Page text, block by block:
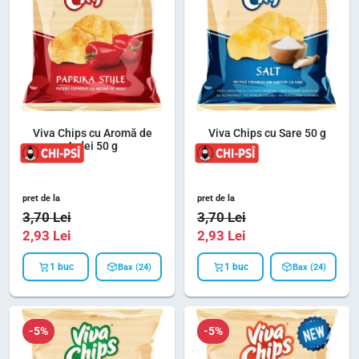
Viva Chips cu Aromă de
Ardei 50 g
pret de la
3,70Lei
2,93 Lei
1 buc Bax (24)
Viva Chips cu Sare 50 g
pret de la
3,70Lei
2,93 Lei
1 buc Bax (24)
-5% -5%